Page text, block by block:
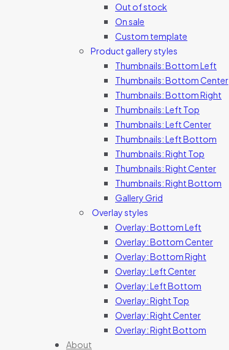
Out of stock
On sale
Custom template
Product gallery styles
Thumbnails: Bottom Left
Thumbnails: Bottom Center
Thumbnails: Bottom Right
Thumbnails: Left Top
Thumbnails: Left Center
Thumbnails: Left Bottom
Thumbnails: Right Top
Thumbnails: Right Center
Thumbnails: Right Bottom
Gallery Grid
Overlay styles
Overlay: Bottom Left
Overlay: Bottom Center
Overlay: Bottom Right
Overlay: Left Center
Overlay: Left Bottom
Overlay: Right Top
Overlay: Right Center
Overlay: Right Bottom
About